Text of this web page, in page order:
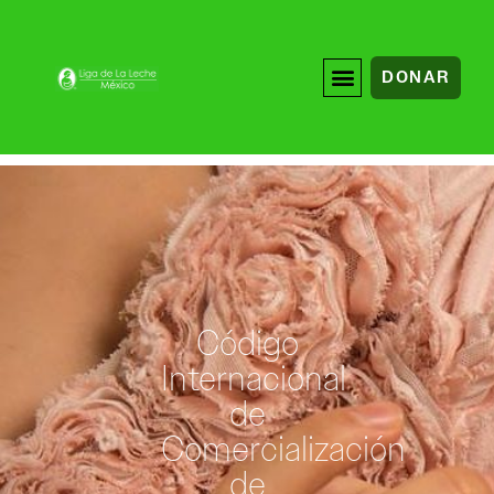
DONAR
Código
Internacional
de
Comercialización
de